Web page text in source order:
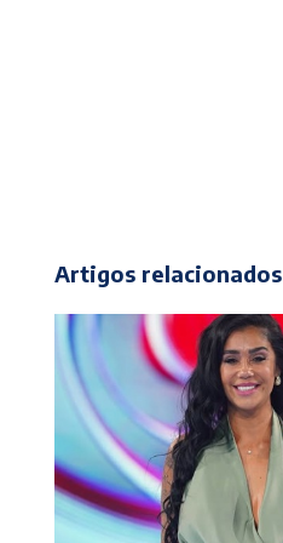
Artigos relacionados